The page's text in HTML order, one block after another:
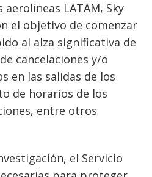
aerolíneas LATAM, Sky
el objetivo de comenzar
al alza significativa de
cancelaciones y/o
en las salidas de los
de horarios de los
entre otros
el Servicio